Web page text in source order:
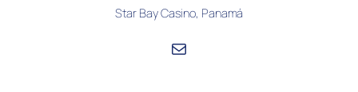
Star Bay Casino, Panamá
Correo electrónico